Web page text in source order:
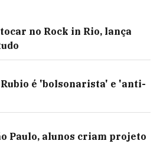
no Rock in Rio, lança
é 'bolsonarista' e 'anti-
Paulo, alunos criam projeto